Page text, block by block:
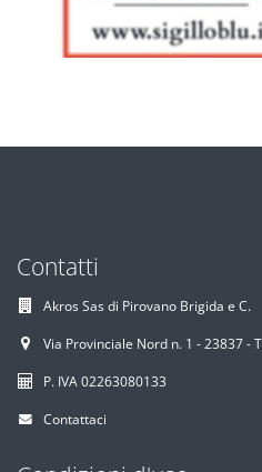
Contatti
Akros Sas di Pirovano Brigida e C.
Via Provinciale Nord n. 1 - 23837 -
P. IVA 02263080133
Contattaci